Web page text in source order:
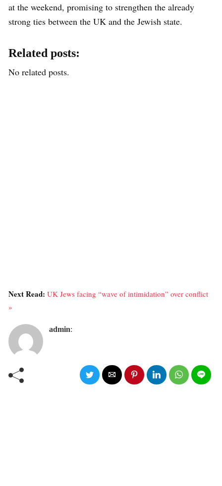
at the weekend, promising to strengthen the already
strong ties between the UK and the Jewish state.
Related posts:
No related posts.
Next Read: UK Jews facing “wave of intimidation” over conflict
»
admin: